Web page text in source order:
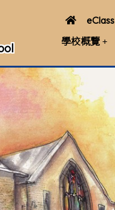
eClass
學校概覽